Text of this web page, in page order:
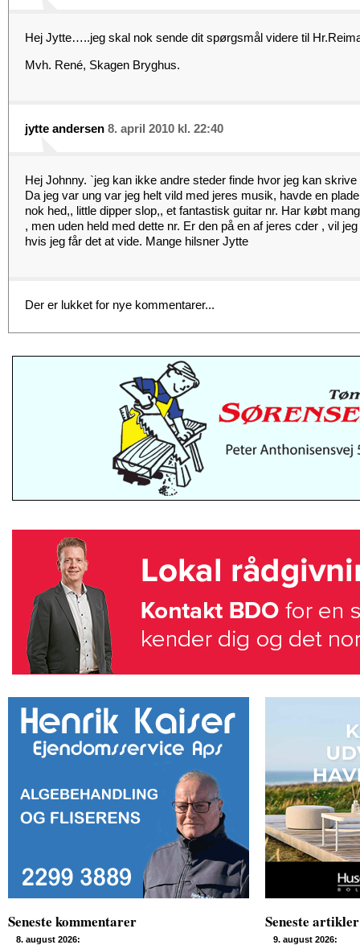
Hej Jytte…..jeg skal nok sende dit spørgsmål videre til
Mvh. René, Skagen Bryghus.
jytte andersen 8. april 2010 kl. 22:40
Hej Johnny. `jeg kan ikke andre steder finde hvor jeg kan
Da jeg var ung var jeg helt vild med jeres musik, havde en
nok hed,, little dipper slop,, et fantastisk guitar nr. Har købt
, men uden held med dette nr. Er den på en af jeres cder , vil
hvis jeg får det at vide. Mange hilsner Jytte
Der er lukket for nye kommentarer...
Seneste kommentarer
8. august 2026:
Seneste artikler
9. august 2026: